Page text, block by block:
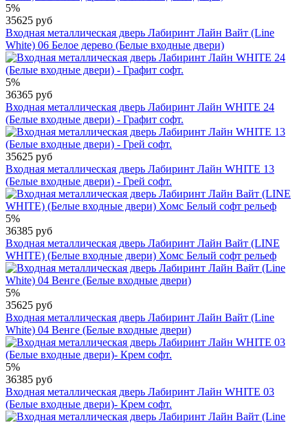
5%
35625 руб
Входная металлическая дверь Лабиринт Лайн Вайт (Line
White) 06 Белое дерево (Белые входные двери)
5%
36365 руб
Входная металлическая дверь Лабиринт Лайн WHITE 24
(Белые входные двери) - Графит софт.
35625 руб
Входная металлическая дверь Лабиринт Лайн WHITE 13
(Белые входные двери) - Грей софт.
5%
36385 руб
Входная металлическая дверь Лабиринт Лайн Вайт (LINE
WHITE) (Белые входные двери) Хомс Белый софт рельеф
5%
35625 руб
Входная металлическая дверь Лабиринт Лайн Вайт (Line
White) 04 Венге (Белые входные двери)
5%
36385 руб
Входная металлическая дверь Лабиринт Лайн WHITE 03
(Белые входные двери)- Крем софт.